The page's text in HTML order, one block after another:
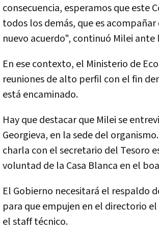
consecuencia, esperamos que este
todos los demás, que es
nuevo acuerdo", continuó Milei
En ese contexto, el Ministerio de
reuniones de alto perfil con el fin
está encaminado.
Hay que destacar que Milei se
Georgieva, en la sede del
charla con el secretario del Tesoro
voluntad de la Casa Blanca en el
El Gobierno necesitará el respaldo
para que empujen en el directorio
el staff técnico.